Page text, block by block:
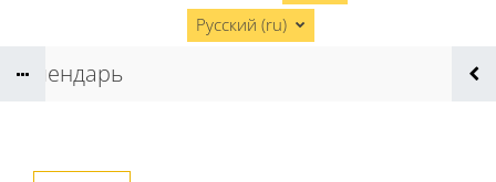
Русский ‎(ru)‎
Календарь